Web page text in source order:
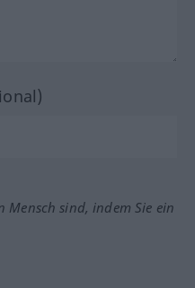
Mensch sind, indem Sie ein